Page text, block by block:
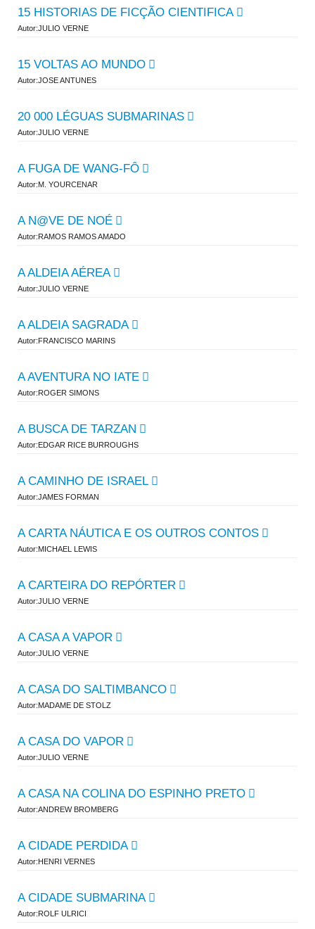
15 HISTORIAS DE FICÇÃO CIENTIFICA
Autor:JULIO VERNE
15 VOLTAS AO MUNDO
Autor:JOSE ANTUNES
20 000 LÉGUAS SUBMARINAS
Autor:JULIO VERNE
A FUGA DE WANG-FÔ
Autor:M. YOURCENAR
A N@VE DE NOÉ
Autor:RAMOS RAMOS AMADO
A ALDEIA AÉREA
Autor:JULIO VERNE
A ALDEIA SAGRADA
Autor:FRANCISCO MARINS
A AVENTURA NO IATE
Autor:ROGER SIMONS
A BUSCA DE TARZAN
Autor:EDGAR RICE BURROUGHS
A CAMINHO DE ISRAEL
Autor:JAMES FORMAN
A CARTA NÁUTICA E OS OUTROS CONTOS
Autor:MICHAEL LEWIS
A CARTEIRA DO REPÓRTER
Autor:JULIO VERNE
A CASA A VAPOR
Autor:JULIO VERNE
A CASA DO SALTIMBANCO
Autor:MADAME DE STOLZ
A CASA DO VAPOR
Autor:JULIO VERNE
A CASA NA COLINA DO ESPINHO PRETO
Autor:ANDREW BROMBERG
A CIDADE PERDIDA
Autor:HENRI VERNES
A CIDADE SUBMARINA
Autor:ROLF ULRICI